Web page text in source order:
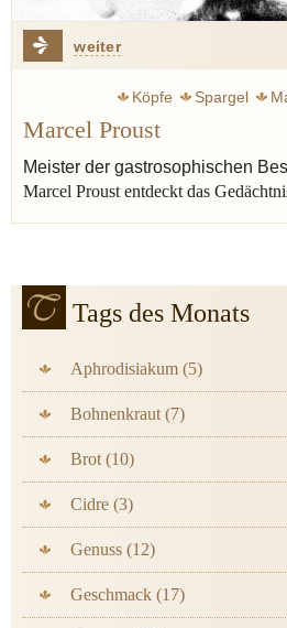
weiter
Köpfe Spargel
Erinnerung
Marcel Proust
Meister der gastrosophischen
Marcel Proust entdeckt das
Tags des Monats
Aphrodisiakum (5)
Bohnenkraut (7)
Brot (10)
Cidre (3)
Genuss (12)
Geschmack (17)